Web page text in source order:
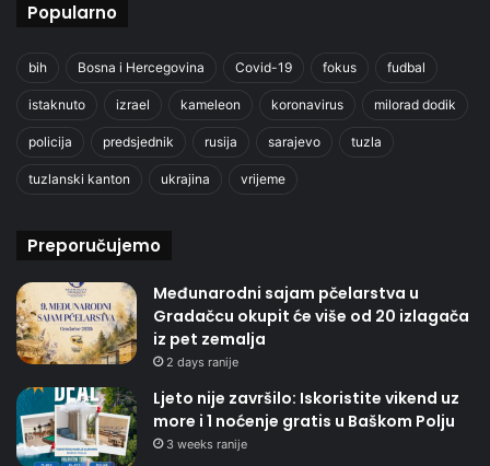
Popularno
bih Bosna i Hercegovina Covid-19 fokus fudbal
istaknuto izrael kameleon koronavirus milorad dodik
policija predsjednik rusija sarajevo tuzla
tuzlanski kanton ukrajina vrijeme
Preporučujemo
Međunarodni sajam pčelarstva u
Gradačcu okupit će više od 20 izlagača
iz pet zemalja
2 days ranije
Ljeto nije završilo: Iskoristite vikend uz
more i 1 noćenje gratis u Baškom Polju
3 weeks ranije